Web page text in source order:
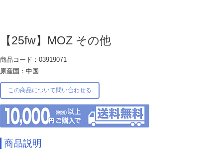
【25fw】MOZ その他
商品コード：03919071
原産国：中国
この商品について問い合わせる
商品説明